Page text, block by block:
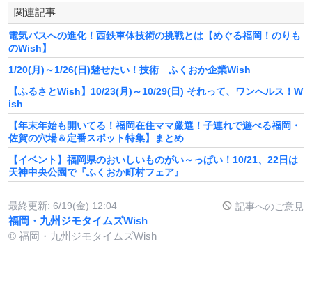
関連記事
電気バスへの進化！西鉄車体技術の挑戦とは【めぐる福岡！のりも
のWish】
1/20(月)～1/26(日)魅せたい！技術 ふくおか企業Wish
【ふるさとWish】10/23(月)～10/29(日) それって、ワンへルス！W
ish
【年末年始も開いてる！福岡在住ママ厳選！子連れで遊べる福岡・
佐賀の穴場＆定番スポット特集】まとめ
【イベント】福岡県のおいしいものがい～っぱい！10/21、22日は
天神中央公園で『ふくおか町村フェア』
最終更新: 6/19(金) 12:04 記事へのご意見
福岡・九州ジモタイムズWish
© 福岡・九州ジモタイムズWish